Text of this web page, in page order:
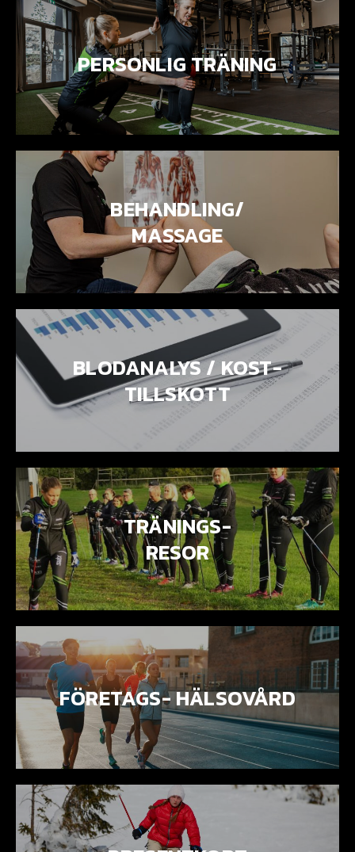
PERSONLIG TRÄNING
BEHANDLING/
MASSAGE
BLODANALYS / KOST-
TILLSKOTT
TRÄNINGS-
RESOR
FÖRETAGS- HÄLSOVÅRD